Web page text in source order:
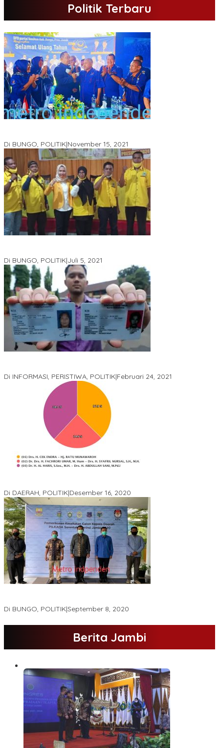
Politik Terbaru
Di BUNGO, POLITIK|November 15, 2021
Di BUNGO, POLITIK|Juli 5, 2021
Di INFORMASI, PERISTIWA, POLITIK|Februari 24, 2021
Di DAERAH, POLITIK|Desember 16, 2020
Di BUNGO, POLITIK|September 8, 2020
Berita Jambi